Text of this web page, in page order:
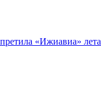
«Ижиавиа»